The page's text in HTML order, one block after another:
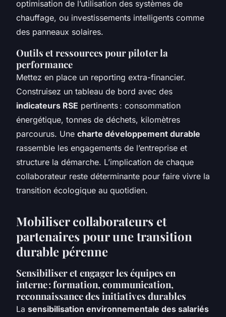
optimisation de l’utilisation des systèmes de
chauffage, ou investissements intelligents comme
des panneaux solaires.
Outils et ressources pour piloter la
performance
Mettez en place un reporting extra-financier.
Construisez un tableau de bord avec des
indicateurs RSE pertinents : consommation
énergétique, tonnes de déchets, kilomètres
parcourus. Une charte développement durable
rassemble les engagements de l’entreprise et
structure la démarche. L’implication de chaque
collaborateur reste déterminante pour faire vivre la
transition écologique au quotidien.
Mobiliser collaborateurs et
partenaires pour une transition
durable pérenne
Sensibiliser et engager les équipes en
interne : formation, communication,
reconnaissance des initiatives durables
La sensibilisation environnementale des salariés